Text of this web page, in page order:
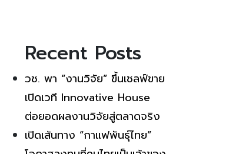
Recent Posts
วช. พา “งานวิจัย” ขึ้นเชลฟ์ขาย
เปิดเวที Innovative House
ต่อยอดผลงานวิจัยสู่ตลาดจริง
เปิดเส้นทาง “กาแฟพันธุ์ไทย”